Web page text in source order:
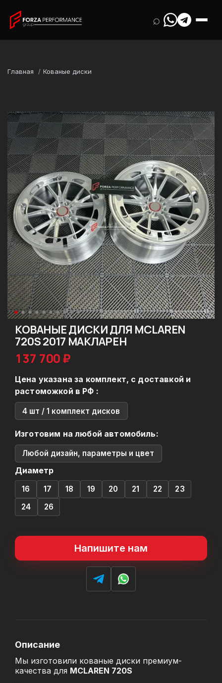
⌕
Главная Кованые диски
КОВАНЫЕ ДИСКИ ДЛЯ MCLAREN
720S 2017 МАКЛАРЕН
137 700 ₽
Цена указана за комплект, с доставкой и
растоможкой в РФ :
4 шт / 1 комплект дисков
Изготовим на любой автомобиль:
Любой дизайн, параметры и цвет
Диаметр
16 17 18 19 20 21 22
23
24
26
Напишите нам
Описание
Мы изготовили кованые диски премиум-
качества для MCLAREN 720S
Марка
McLaren